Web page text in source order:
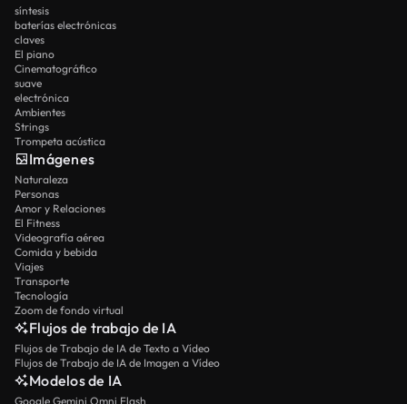
síntesis
baterías electrónicas
claves
El piano
Cinematográfico
suave
electrónica
Ambientes
Strings
Trompeta acústica
Imágenes
Naturaleza
Personas
Amor y Relaciones
El Fitness
Videografía aérea
Comida y bebida
Viajes
Transporte
Tecnología
Zoom de fondo virtual
Flujos de trabajo de IA
Flujos de Trabajo de IA de Texto a Vídeo
Flujos de Trabajo de IA de Imagen a Vídeo
Modelos de IA
Google Gemini Omni Flash